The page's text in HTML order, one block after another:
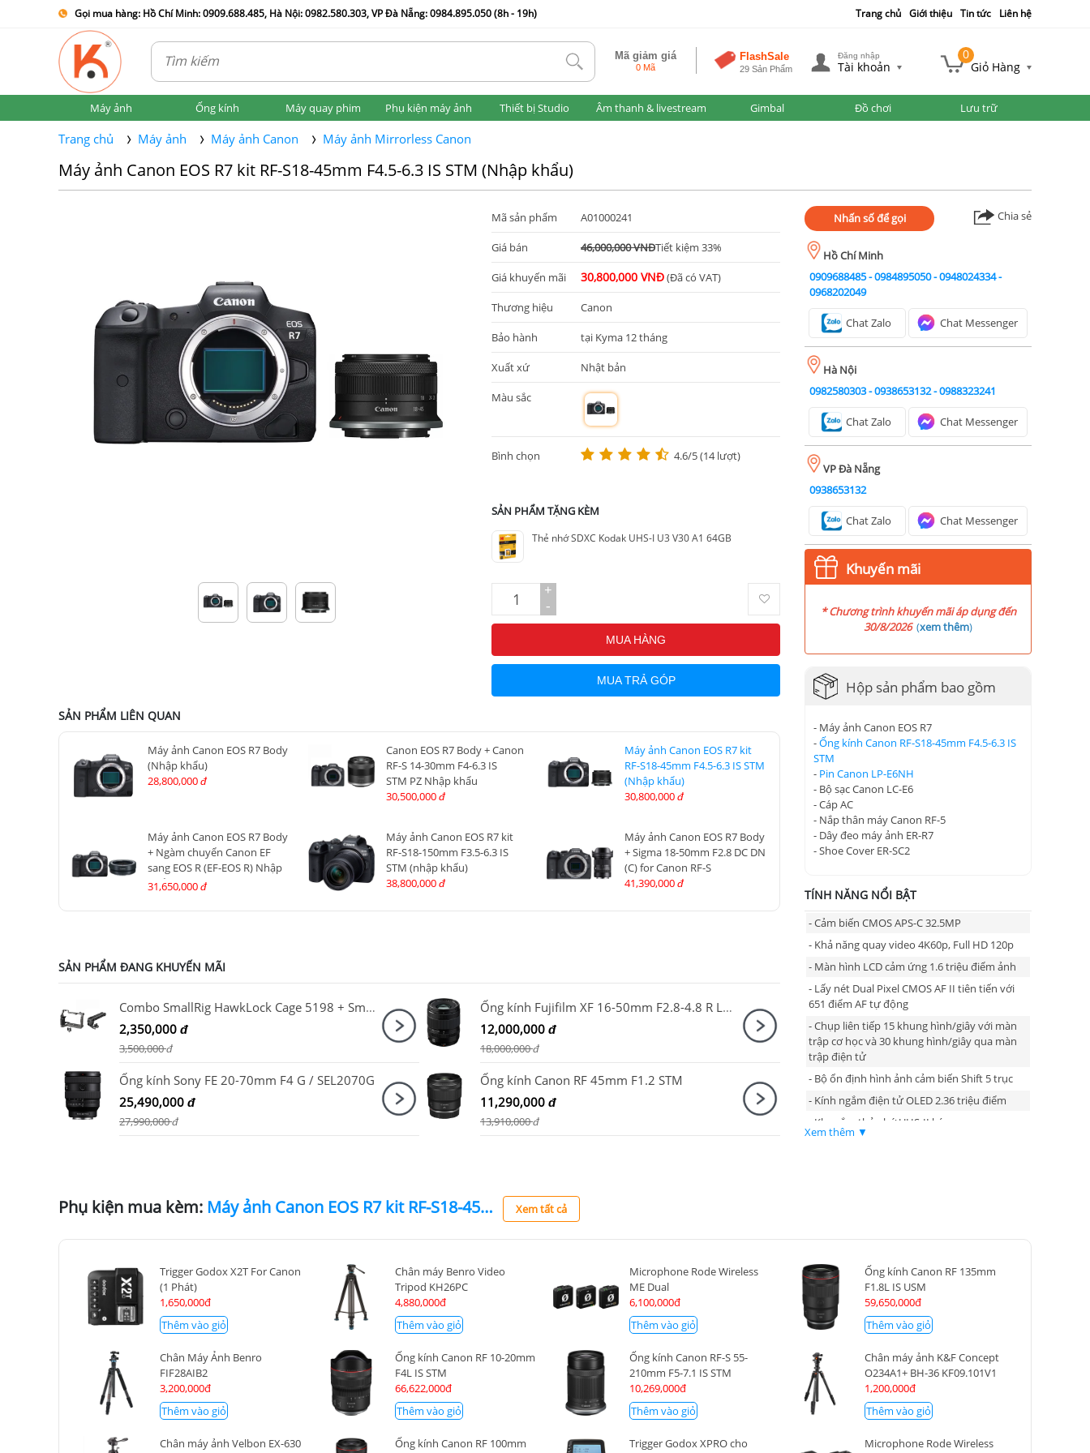
Gọi mua hàng: Hồ Chí Minh: 0909.688.485, Hà Nội: 0982.580.303, VP Đà Nẵng: 0984.895.050 (8h - 19h) Trang chủ Giới thiệu Tin tức Liên hệ
tlk Mã giảm giá
0 Mã
FlashSale
29 Sản Phẩm
Đăng nhập
Tài khoản
0
Giỏ Hàng
Máy ảnh Ống kính Máy quay phim Phụ kiện máy ảnh Thiết bị Studio Âm thanh & livestream Gimbal Đồ chơi Lưu trữ
Trang chủ Máy ảnh Máy ảnh Canon Máy ảnh Mirrorless Canon
Máy ảnh Canon EOS R7 kit RF-S18-45mm F4.5-6.3 IS STM (Nhập khẩu)
Mã sản phẩm A01000241
Giá bán 46,000,000 VNĐTiết kiệm 33%
Giá khuyến mãi 30,800,000 VNĐ(Đã có VAT)
Thương hiệu Canon
Bảo hành tại Kyma 12 tháng
Xuất xứ Nhật bản
Màu sắc
m
Bình chọn 4.6/5 (14 lượt)
SẢN PHẨM TẶNG KÈM
Thẻ nhớ SDXC Kodak UHS-I U3 V30 A1 64GB
+
-
MUA HÀNG
MUA TRẢ GÓP
SẢN PHẨM LIÊN QUAN
Máy ảnh Canon EOS R7 Body
(Nhập khẩu)
28,800,000 đ
Canon EOS R7 Body + Canon
RF-S 14-30mm F4-6.3 IS
STM PZ Nhập khẩu
30,500,000 đ
Máy ảnh Canon EOS R7 kit
RF-S18-45mm F4.5-6.3 IS STM
(Nhập khẩu)
30,800,000 đ
Máy ảnh Canon EOS R7 Body
+ Ngàm chuyển Canon EF
sang EOS R (EF-EOS R) Nhập
khẩu
31,650,000 đ
Máy ảnh Canon EOS R7 kit
RF-S18-150mm F3.5-6.3 IS
STM (nhập khẩu)
38,800,000 đ
Máy ảnh Canon EOS R7 Body
+ Sigma 18-50mm F2.8 DC DN
(C) for Canon RF-S
41,390,000 đ
SẢN PHẨM ĐANG KHUYẾN MÃI
Combo SmallRig HawkLock Cage 5198 + SmallRig NATO Top Handle 3766 cho Sony A7CM2, A7CR
2,350,000 đ
3,500,000đ
Ống kính Fujifilm XF 16-50mm F2.8-4.8 R LM WR
12,000,000 đ
18,000,000đ
Ống kính Sony FE 20-70mm F4 G / SEL2070G
25,490,000 đ
27,990,000đ
Ống kính Canon RF 45mm F1.2 STM
11,290,000 đ
13,910,000đ
Nhấn số để gọi Chia sẻ
Hồ Chí Minh
0909688485-0984895050-0948024334-
0968202049
Chat Zalo Chat Messenger
Hà Nội
0982580303-0938653132-0988323241
Chat Zalo Chat Messenger
VP Đà Nẵng
0938653132
Chat Zalo Chat Messenger
Khuyến mãi
* Chương trình khuyến mãi áp dụng đến
30/8/2026 (xem thêm)
Hộp sản phẩm bao gồm
- Máy ảnh Canon EOS R7
-Ống kính Canon RF-S18-45mm F4.5-6.3 IS
STM
- Pin Canon LP-E6NH
- Bộ sạc Canon LC-E6
- Cáp AC
- Nắp thân máy Canon RF-5
- Dây đeo máy ảnh ER-R7
- Shoe Cover ER-SC2
TÍNH NĂNG NỔI BẬT
- Cảm biến CMOS APS-C 32.5MP
- Khả năng quay video 4K60p, Full HD 120p
- Màn hình LCD cảm ứng 1.6 triệu điểm ảnh
- Lấy nét Dual Pixel CMOS AF II tiên tiến với
651 điểm AF tự động
- Chụp liên tiếp 15 khung hình/giây với màn
trập cơ học và 30 khung hình/giây qua màn
trập điện tử
- Bộ ổn định hình ảnh cảm biến Shift 5 trục
- Kính ngắm điện tử OLED 2.36 triệu điểm
- Khe cắm thẻ nhớ UHS-II kép
Xem thêm ▼
Phụ kiện mua kèm: Máy ảnh Canon EOS R7 kit RF-S18-45mm F4.5-6.3 IS STM (Nhập khẩu) Xem tất cả
Trigger Godox X2T For Canon
(1 Phát)
1,650,000đ
Thêm vào giỏ
Chân máy Benro Video
Tripod KH26PC
4,880,000đ
Thêm vào giỏ
Microphone Rode Wireless
ME Dual
6,100,000đ
Thêm vào giỏ
Ống kính Canon RF 135mm
F1.8L IS USM
59,650,000đ
Thêm vào giỏ
Chân Máy Ảnh Benro
FIF28AIB2
3,200,000đ
Thêm vào giỏ
Ống kính Canon RF 10-20mm
F4L IS STM
66,622,000đ
Thêm vào giỏ
Ống kính Canon RF-S 55-
210mm F5-7.1 IS STM
10,269,000đ
Thêm vào giỏ
Chân máy ảnh K&F Concept
O234A1+ BH-36 KF09.101V1
1,200,000đ
Thêm vào giỏ
Chân máy ảnh Velbon EX-630
Ống kính Canon RF 100mm
Trigger Godox XPRO cho
Microphone Rode Wireless